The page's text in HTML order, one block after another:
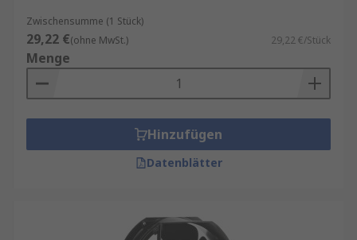
Zwischensumme (1 Stück)
29,22 €(ohne MwSt.) 29,22 €/Stück
Menge
Hinzufügen
Datenblätter